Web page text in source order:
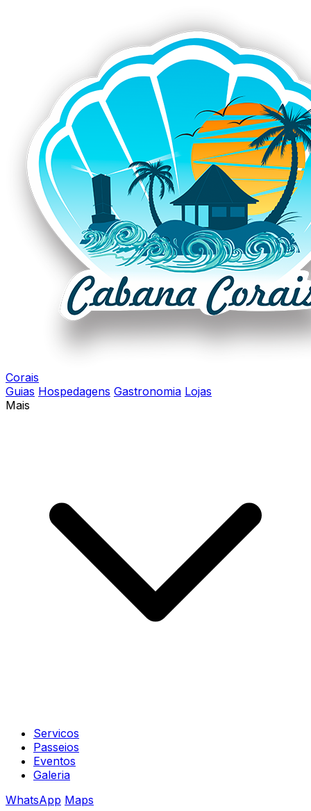
Corais
Guias Hospedagens Gastronomia Lojas
Mais
Servicos
Passeios
Eventos
Galeria
WhatsApp Maps